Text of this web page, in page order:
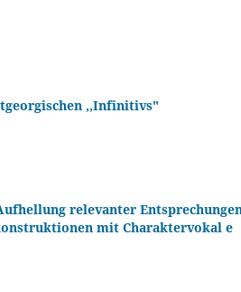
,,Infinitivs"
relevanter
mit Charaktervokal e